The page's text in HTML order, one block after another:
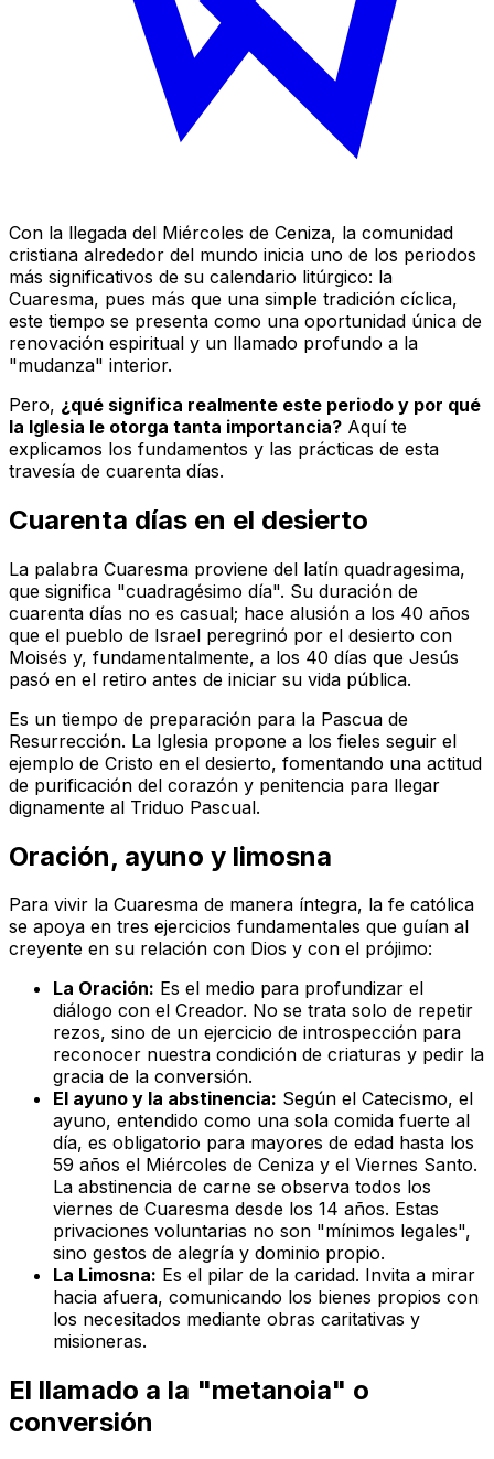
Con la llegada del Miércoles de Ceniza, la comunidad
cristiana alrededor del mundo inicia uno de los periodos
más significativos de su calendario litúrgico: la
Cuaresma, pues más que una simple tradición cíclica,
este tiempo se presenta como una oportunidad única de
renovación espiritual y un llamado profundo a la
"mudanza" interior.
Pero, ¿qué significa realmente este periodo y por qué
la Iglesia le otorga tanta importancia? Aquí te
explicamos los fundamentos y las prácticas de esta
travesía de cuarenta días.
Cuarenta días en el desierto
La palabra Cuaresma proviene del latín quadragesima,
que significa "cuadragésimo día". Su duración de
cuarenta días no es casual; hace alusión a los 40 años
que el pueblo de Israel peregrinó por el desierto con
Moisés y, fundamentalmente, a los 40 días que Jesús
pasó en el retiro antes de iniciar su vida pública.
Es un tiempo de preparación para la Pascua de
Resurrección. La Iglesia propone a los fieles seguir el
ejemplo de Cristo en el desierto, fomentando una actitud
de purificación del corazón y penitencia para llegar
dignamente al Triduo Pascual.
Oración, ayuno y limosna
Para vivir la Cuaresma de manera íntegra, la fe católica
se apoya en tres ejercicios fundamentales que guían al
creyente en su relación con Dios y con el prójimo:
La Oración: Es el medio para profundizar el
diálogo con el Creador. No se trata solo de repetir
rezos, sino de un ejercicio de introspección para
reconocer nuestra condición de criaturas y pedir la
gracia de la conversión.
El ayuno y la abstinencia: Según el Catecismo, el
ayuno, entendido como una sola comida fuerte al
día, es obligatorio para mayores de edad hasta los
59 años el Miércoles de Ceniza y el Viernes Santo.
La abstinencia de carne se observa todos los
viernes de Cuaresma desde los 14 años. Estas
privaciones voluntarias no son "mínimos legales",
sino gestos de alegría y dominio propio.
La Limosna: Es el pilar de la caridad. Invita a mirar
hacia afuera, comunicando los bienes propios con
los necesitados mediante obras caritativas y
misioneras.
El llamado a la "metanoia" o
conversión